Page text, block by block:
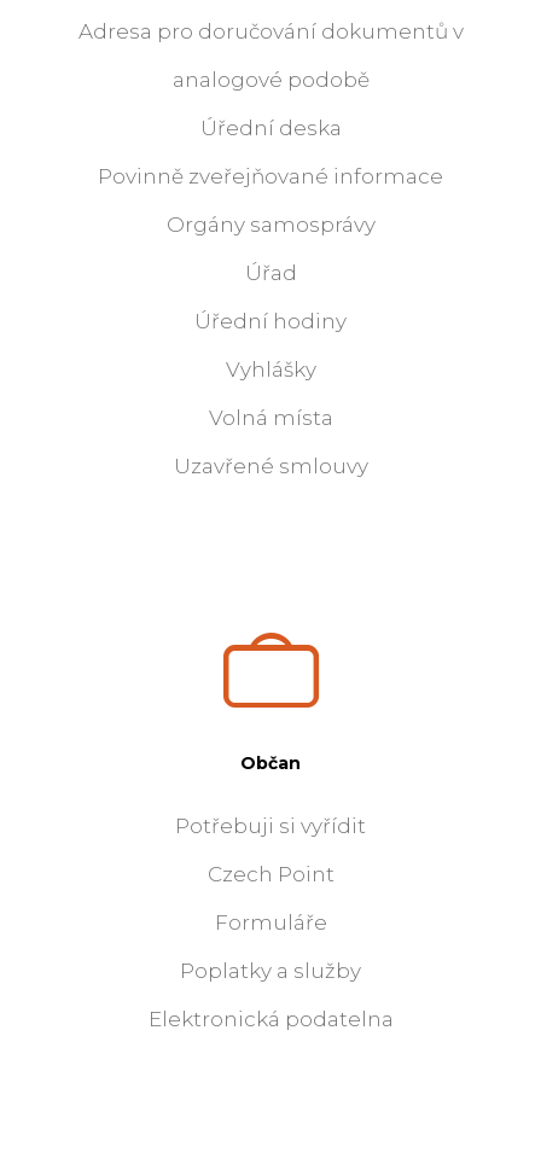
Adresa pro doručování dokumentů v
analogové podobě
Úřední deska
Povinně zveřejňované informace
Orgány samosprávy
Úřad
Úřední hodiny
Vyhlášky
Volná místa
Uzavřené smlouvy
Občan
Potřebuji si vyřídit
Czech Point
Formuláře
Poplatky a služby
Elektronická podatelna